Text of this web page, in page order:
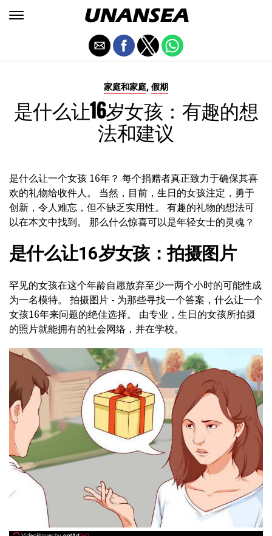
家庭和家庭, 假期
是什么让16岁女孩：有趣的想
法和建议
是什么让一个女孩 16年？ 每个捐赠者真正致力于确保其喜
欢的礼物给收件人。 当然，目前，生日的女孩注定，勇于
创新，令人难忘，但不缺乏实用性。 有趣的礼物的想法可
以在本文中找到。 那么什么惊喜可以是年轻女士的灵魂？
是什么让16岁女孩：拍摄图片
罕见的女孩在这个年龄自愿放弃至少一两个小时的可能性成
为一名模特。 拍摄图片 - 为那些寻找一个答案，什么让一个
女孩16年来问题的绝佳选择。 由专业，生日的女孩所拍摄
的照片就能拥有的社会网络，并在学校。